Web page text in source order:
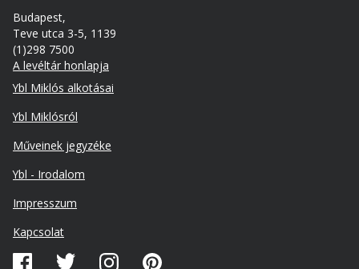
Budapest,
Teve utca 3-5, 1139
(1)298 7500
A levéltár honlapja
Footer
Ybl Miklós alkotásai
Ybl Miklósról
Műveinek jegyzéke
Ybl - Irodalom
Lábléc
másodlagos
Impresszum
Kapcsolat
Közösségi